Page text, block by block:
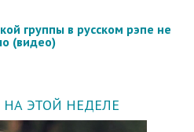
группы в русском рэпе не
(видео)
ЭТОЙ НЕДЕЛЕ